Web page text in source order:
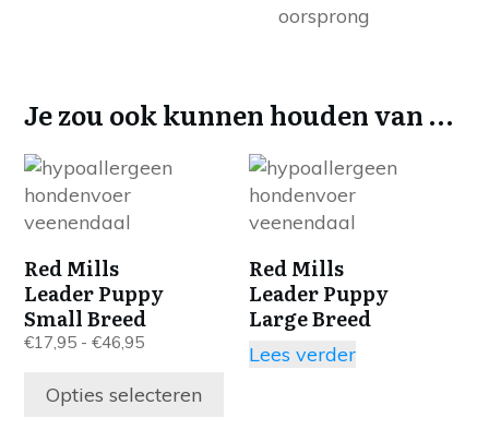
oorsprong
Je zou ook kunnen houden van …
Red Mills
Leader Puppy
Small Breed
€17,95 - €46,95Prijsklasse:
tot
Opties selecteren
Dit
product
heeft
variaties.
Deze
optie
kan
gekozen
worden
Red Mills
Leader Puppy
Large Breed
Lees verder